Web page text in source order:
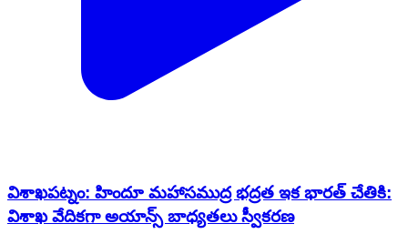
విశాఖపట్నం: హిందూ మహాసముద్ర భద్రత ఇక భారత్ చేతికి:
విశాఖ వేదికగా అయాన్స్ బాధ్యతలు స్వీకరణ